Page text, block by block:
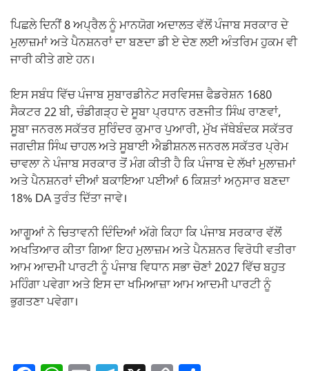
ਪਿਛਲੇ ਦਿਨੀਂ 8 ਅਪ੍ਰੈਲ ਨੂੰ ਮਾਨਯੋਗ ਅਦਾਲਤ ਵੱਲੋਂ ਪੰਜਾਬ ਸਰਕਾਰ ਦੇ
ਮੁਲਾਜ਼ਮਾਂ ਅਤੇ ਪੈਨਸ਼ਨਰਾਂ ਦਾ ਬਣਦਾ ਡੀ ਏ ਦੇਣ ਲਈ ਅੰਤਰਿਮ ਹੁਕਮ ਵੀ
ਜਾਰੀ ਕੀਤੇ ਗਏ ਹਨ।
ਇਸ ਸਬੰਧ ਵਿੱਚ ਪੰਜਾਬ ਸੁਬਾਰਡੀਨੇਟ ਸਰਵਿਸਜ਼ ਫੈਡਰੇਸ਼ਨ 1680
ਸੈਕਟਰ 22 ਬੀ, ਚੰਡੀਗੜ੍ਹ ਦੇ ਸੂਬਾ ਪ੍ਰਧਾਨ ਰਣਜੀਤ ਸਿੰਘ ਰਾਣਵਾਂ,
ਸੂਬਾ ਜਨਰਲ ਸਕੱਤਰ ਸੁਰਿੰਦਰ ਕੁਮਾਰ ਪੁਆਰੀ, ਮੁੱਖ ਜੱਥੇਬੰਦਕ ਸਕੱਤਰ
ਜਗਦੀਸ਼ ਸਿੰਘ ਚਾਹਲ ਅਤੇ ਸੂਬਾਈ ਐਡੀਸ਼ਨਲ ਜਨਰਲ ਸਕੱਤਰ ਪ੍ਰੇਮ
ਚਾਵਲਾ ਨੇ ਪੰਜਾਬ ਸਰਕਾਰ ਤੋਂ ਮੰਗ ਕੀਤੀ ਹੈ ਕਿ ਪੰਜਾਬ ਦੇ ਲੱਖਾਂ ਮੁਲਾਜ਼ਮਾਂ
ਅਤੇ ਪੈਨਸ਼ਨਰਾਂ ਦੀਆਂ ਬਕਾਇਆ ਪਈਆਂ 6 ਕਿਸ਼ਤਾਂ ਅਨੁਸਾਰ ਬਣਦਾ
18% DA ਤੁਰੰਤ ਦਿੱਤਾ ਜਾਵੇ।
ਆਗੂਆਂ ਨੇ ਚਿਤਾਵਨੀ ਦਿੰਦਿਆਂ ਅੱਗੇ ਕਿਹਾ ਕਿ ਪੰਜਾਬ ਸਰਕਾਰ ਵੱਲੋਂ
ਅਖਤਿਆਰ ਕੀਤਾ ਗਿਆ ਇਹ ਮੁਲਾਜ਼ਮ ਅਤੇ ਪੈਨਸ਼ਨਰ ਵਿਰੋਧੀ ਵਤੀਰਾ
ਆਮ ਆਦਮੀ ਪਾਰਟੀ ਨੂੰ ਪੰਜਾਬ ਵਿਧਾਨ ਸਭਾ ਚੋਣਾਂ 2027 ਵਿੱਚ ਬਹੁਤ
ਮਹਿੰਗਾ ਪਵੇਗਾ ਅਤੇ ਇਸ ਦਾ ਖਮਿਆਜ਼ਾ ਆਮ ਆਦਮੀ ਪਾਰਟੀ ਨੂੰ
ਭੁਗਤਣਾ ਪਵੇਗਾ।